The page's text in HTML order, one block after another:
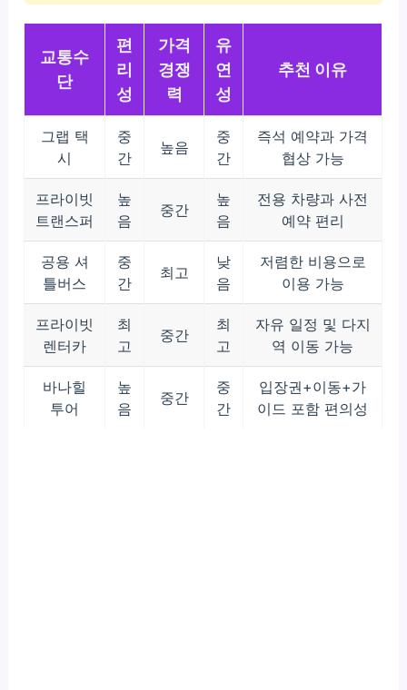
교통수
단
편
리
성
가격
경쟁
력
유
연
성
추천 이유
그랩 택
시
중
간
높음
중
간
즉석 예약과 가격
협상 가능
프라이빗
트랜스퍼
높
음
중간
높
음
전용 차량과 사전
예약 편리
공용 셔
틀버스
중
간
최고
낮
음
저렴한 비용으로
이용 가능
프라이빗
렌터카
최
고
중간
최
고
자유 일정 및 다지
역 이동 가능
바나힐
투어
높
음
중간
중
간
입장권+이동+가
이드 포함 편의성